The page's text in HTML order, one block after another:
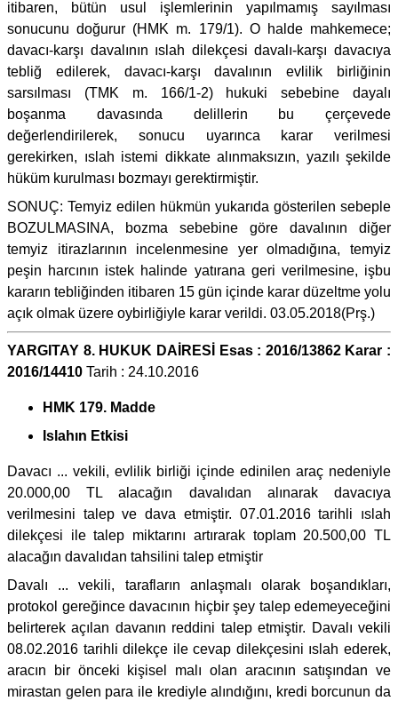
itibaren, bütün usul işlemlerinin yapılmamış sayılması
sonucunu doğurur (HMK m. 179/1). O halde mahkemece;
davacı-karşı davalının ıslah dilekçesi davalı-karşı davacıya
tebliğ edilerek, davacı-karşı davalının evlilik birliğinin
sarsılması (TMK m. 166/1-2) hukuki sebebine dayalı
boşanma davasında delillerin bu çerçevede
değerlendirilerek, sonucu uyarınca karar verilmesi
gerekirken, ıslah istemi dikkate alınmaksızın, yazılı şekilde
hüküm kurulması bozmayı gerektirmiştir.
SONUÇ: Temyiz edilen hükmün yukarıda gösterilen sebeple
BOZULMASINA, bozma sebebine göre davalının diğer
temyiz itirazlarının incelenmesine yer olmadığına, temyiz
peşin harcının istek halinde yatırana geri verilmesine, işbu
kararın tebliğinden itibaren 15 gün içinde karar düzeltme yolu
açık olmak üzere oybirliğiyle karar verildi. 03.05.2018(Prş.)
YARGITAY 8. HUKUK DAİRESİ Esas : 2016/13862 Karar :
2016/14410 Tarih : 24.10.2016
HMK 179. Madde
Islahın Etkisi
Davacı ... vekili, evlilik birliği içinde edinilen araç nedeniyle
20.000,00 TL alacağın davalıdan alınarak davacıya
verilmesini talep ve dava etmiştir. 07.01.2016 tarihli ıslah
dilekçesi ile talep miktarını artırarak toplam 20.500,00 TL
alacağın davalıdan tahsilini talep etmiştir
Davalı ... vekili, tarafların anlaşmalı olarak boşandıkları,
protokol gereğince davacının hiçbir şey talep edemeyeceğini
belirterek açılan davanın reddini talep etmiştir. Davalı vekili
08.02.2016 tarihli dilekçe ile cevap dilekçesini ıslah ederek,
aracın bir önceki kişisel malı olan aracının satışından ve
mirastan gelen para ile krediyle alındığını, kredi borcunun da